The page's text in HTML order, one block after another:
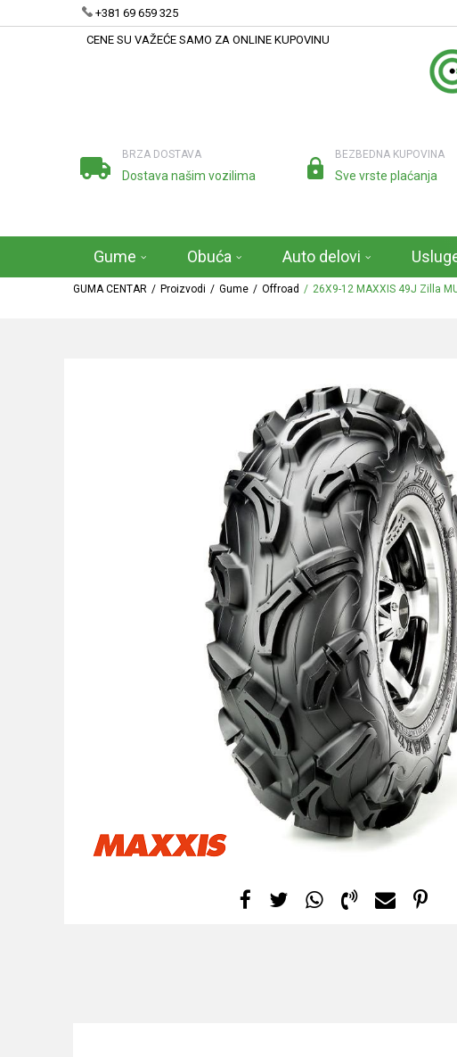
+381 69 659 325
CENE SU VAŽEĆE SAMO ZA ONLINE KUPOVINU
BRZA DOSTAVA
Dostava našim vozilima
BEZBEDNA KUPOVINA
Sve vrste plaćanja
Gume Obuća Auto delovi
GUMA CENTAR Proizvodi Gume Offroad 26X9-12 MAXXIS 49J Zilla